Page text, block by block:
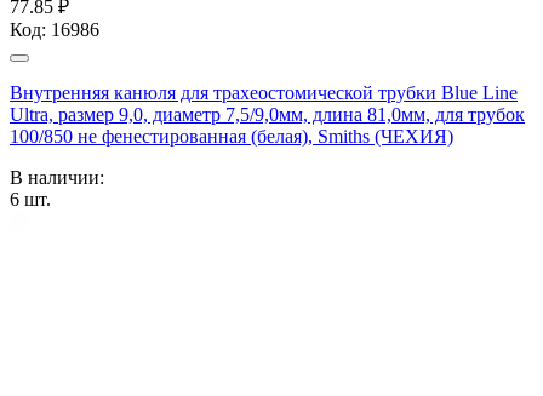
77.85 ₽
Код: 16986
Внутренняя канюля для трахеостомической трубки Blue Line
Ultra, размер 9,0, диаметр 7,5/9,0мм, длина 81,0мм, для трубок
100/850 не фенестированная (белая), Smiths (ЧЕХИЯ)
В наличии:
6 шт.